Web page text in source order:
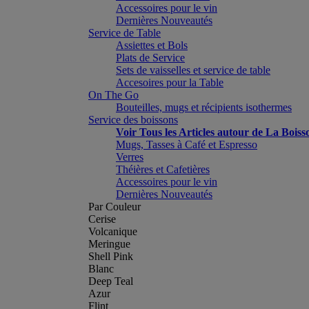
Accessoires pour le vin
Dernières Nouveautés
Service de Table
Assiettes et Bols
Plats de Service
Sets de vaisselles et service de table
Accesoires pour la Table
On The Go
Bouteilles, mugs et récipients isothermes
Service des boissons
Voir Tous les Articles autour de La
Mugs, Tasses à Café et Espresso
Verres
Théières et Cafetières
Accessoires pour le vin
Dernières Nouveautés
Par Couleur
Cerise
Volcanique
Meringue
Shell Pink
Blanc
Deep Teal
Azur
Flint